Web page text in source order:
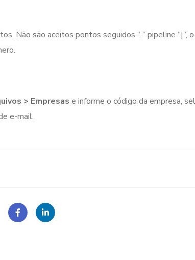
Não são aceitos pontos seguidos “..” pipeline “|”,
> Empresas e informe o código da empresa,
e-mail.